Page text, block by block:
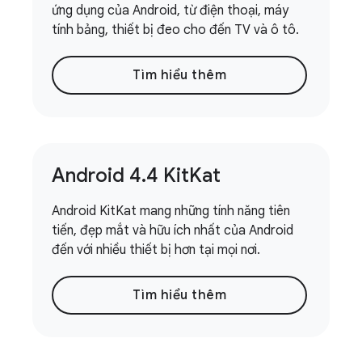
ứng dụng của Android, từ điện thoại, máy
tính bảng, thiết bị đeo cho đến TV và ô tô.
Tìm hiểu thêm
Android 4.4 KitKat
Android KitKat mang những tính năng tiên
tiến, đẹp mắt và hữu ích nhất của Android
đến với nhiều thiết bị hơn tại mọi nơi.
Tìm hiểu thêm